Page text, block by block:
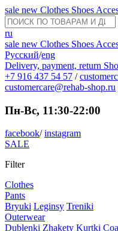
sale new Clothes Shoes
ru
sale new Clothes Shoes
Русский/eng
Delivery, payment, return
+7 916 437 54 57 /
customercare@rehab-shop.ru
Пн-Вс, 11:30-22:00
facebook/instagram
SALE
Filter
Clothes
Pants
Bryuki Leginsy Treniki
Outerwear
Dublenki Zhakety Kurtki